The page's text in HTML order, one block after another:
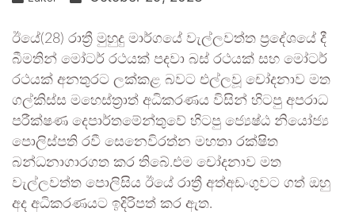
ඊයේ(28) රාත්‍රී මුහුදු මාර්ගයේ වැල්ලවත්ත ප්‍රදේශයේ දී
බීමතින් මෝටර් රථයක් පදවා බස් රථයක් සහ මෝටර්
රථයක් අනතුරට ලක්කළ බවට එල්ලවූ චෝදනාව මත
ගල්කිස්ස මහෙස්ත්‍රාත් අධිකරණය විසින් හිටපු අපරාධ
පරීක්ෂණ දෙපාර්තමේන්තුවේ හිටපු ජ්‍යෙෂ්ඨ නියෝජ්‍ය
පොලිස්පති රවී සෙනෙවිරත්න මහතා රක්ෂිත
බන්ධනාගාරගත කර තිබේ.එම චෝදනාව මත
වැල්ලවත්ත පොලිසිය ඊයේ රාත්‍රී අත්අඩංගුවට ගත් ඔහු
අද අධිකරණයට ඉදිරිපත් කර ඇත.